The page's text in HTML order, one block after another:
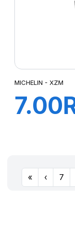
MICHELIN - XZM
« ‹ 7